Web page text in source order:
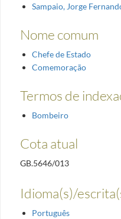
Sampaio, Jorge
Nome comum
Chefe de Estado
Comemoração
Termos de
Bombeiro
Cota atual
GB.5646/013
Idioma(s)/
Português